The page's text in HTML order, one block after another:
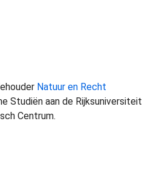
Natuur en Recht
Studiën aan de Rijksuniversiteit
Centrum.